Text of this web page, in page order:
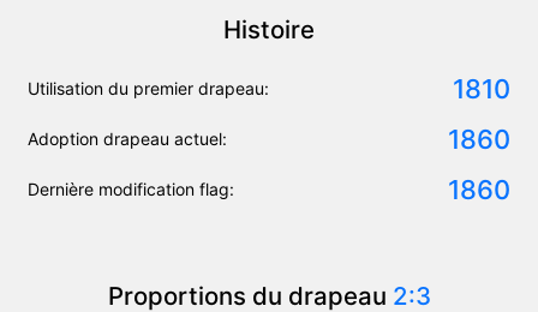
Histoire
Utilisation du premier drapeau: 1810
Adoption drapeau actuel: 1860
Dernière modification flag: 1860
Proportions du drapeau 2:3